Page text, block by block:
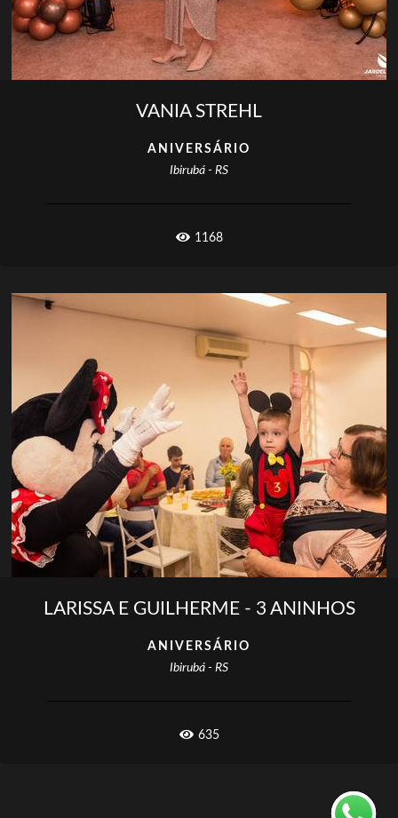
VANIA STREHL
ANIVERSÁRIO
Ibirubá - RS
1168
LARISSA E GUILHERME - 3 ANINHOS
ANIVERSÁRIO
Ibirubá - RS
635